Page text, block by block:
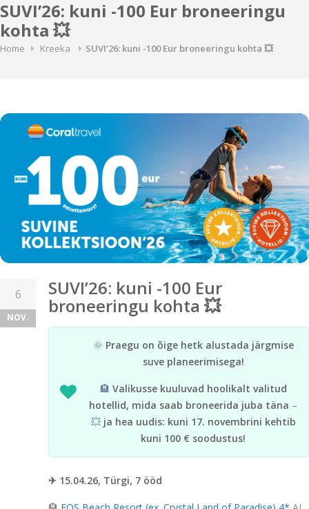
SUVI’26: kuni -100 Eur broneeringu
kohta 💥
Home Kreeka SUVI’26: kuni -100 Eur broneeringu kohta 💥
6
NOV.
SUVI’26: kuni -100 Eur
broneeringu kohta 💥
🌞 Praegu on õige hetk alustada järgmise
suve planeerimisega!
🏨 Valikusse kuuluvad hoolikalt valitud
hotellid, mida saab broneerida juba täna –
💥 ja hea uudis: kuni 17. novembrini kehtib
kuni 100 € soodustus!
✈ 15.04.26, Türgi, 7 ööd